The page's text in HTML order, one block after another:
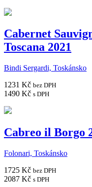
Cabernet
Toscana 2021
Bindi Sergardi, Toskánsko
1231 Kč bez DPH
1490 Kč s DPH
Cabreo il Borgo
Folonari, Toskánsko
1725 Kč bez DPH
2087 Kč s DPH